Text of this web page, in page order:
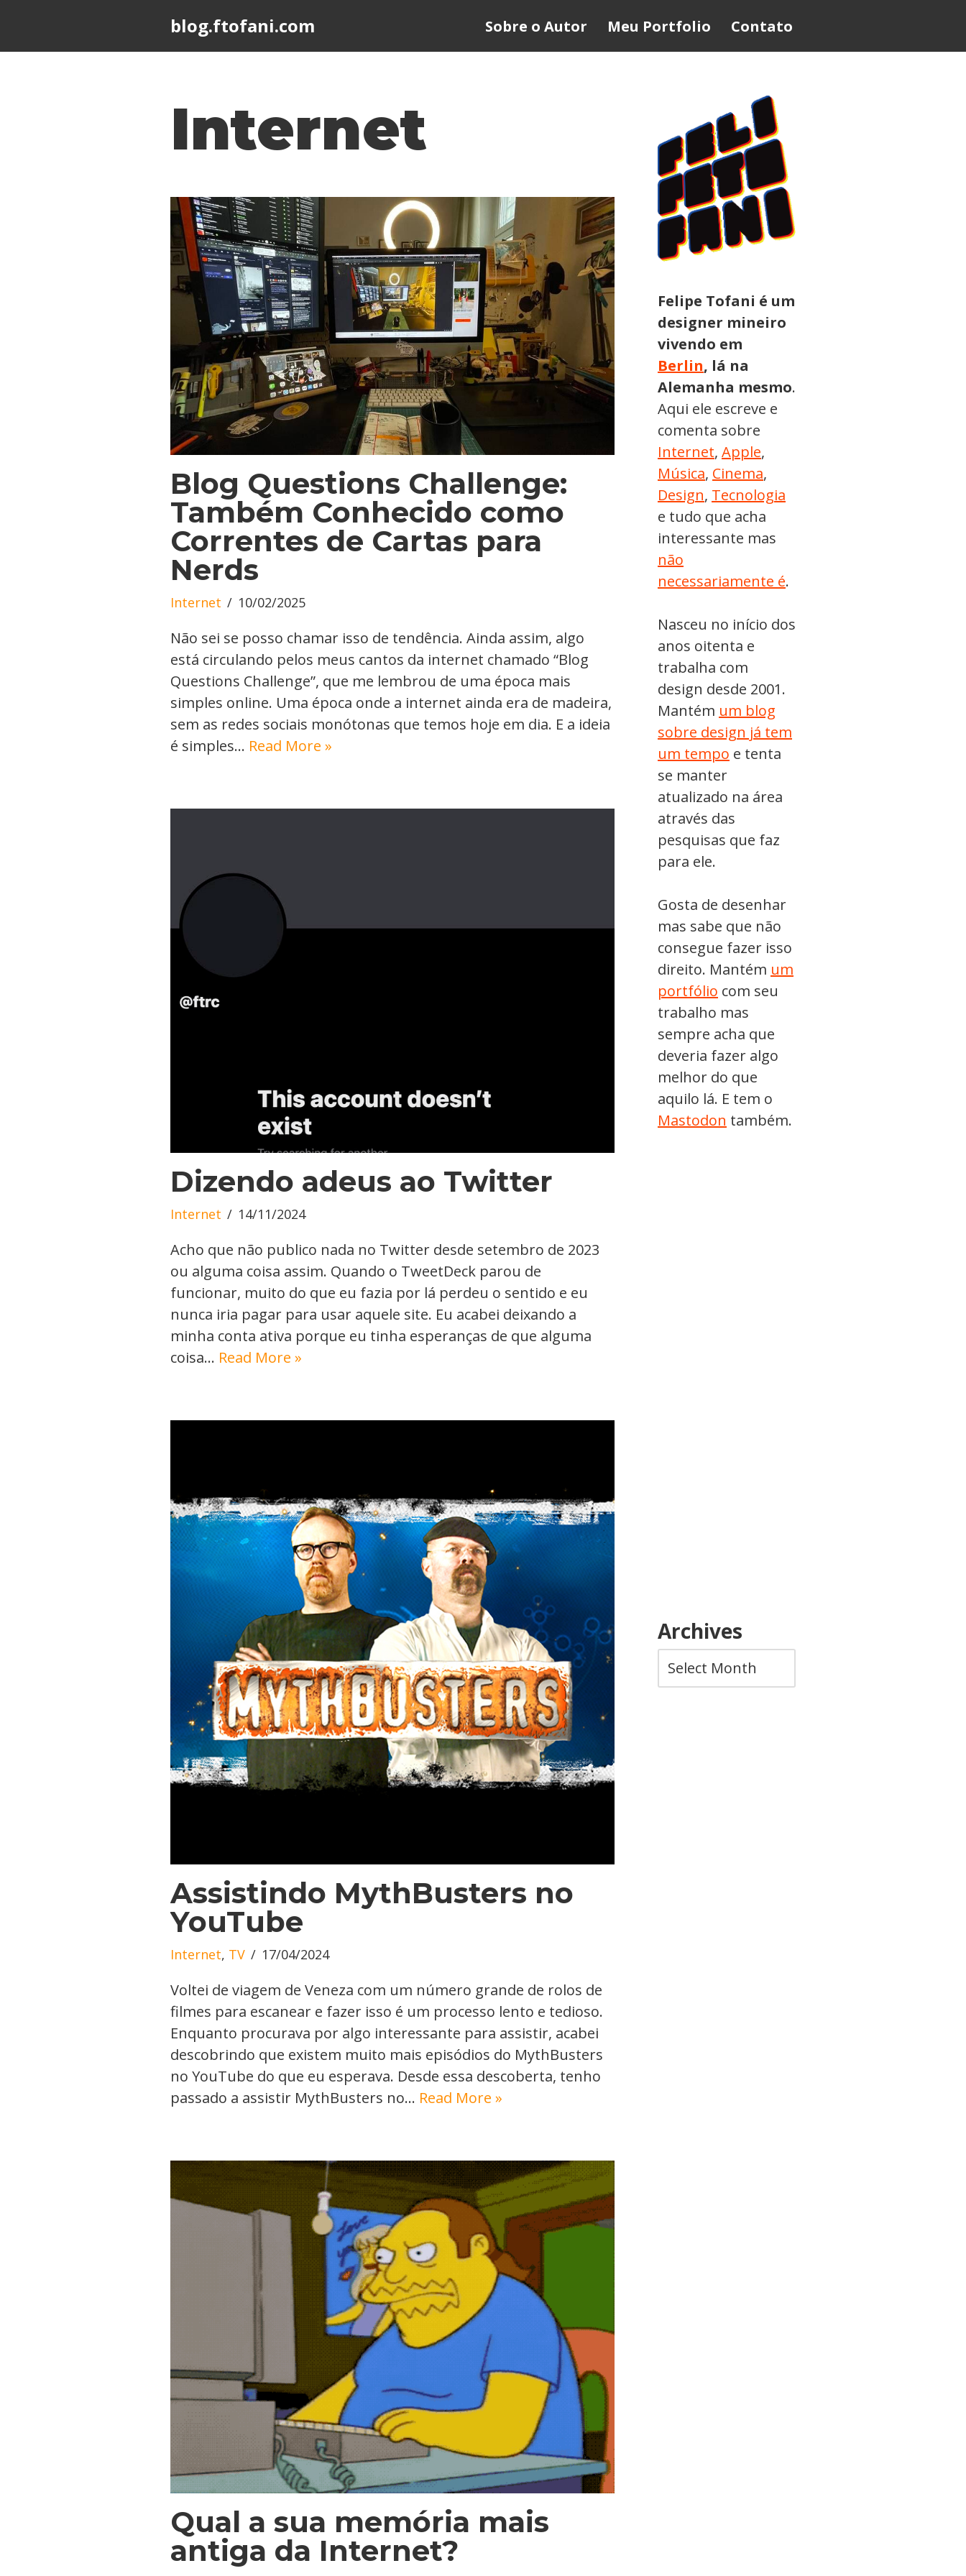
blog.ftofani.com Sobre o Autor Meu Portfolio Contato
Internet
Blog Questions Challenge:
Também Conhecido como
Correntes de Cartas para
Nerds
Internet 10/02/2025
Não sei se posso chamar isso de tendência. Ainda assim, algo
está circulando pelos meus cantos da internet chamado “Blog
Questions Challenge”, que me lembrou de uma época mais
simples online. Uma época onde a internet ainda era de madeira,
sem as redes sociais monótonas que temos hoje em dia. E a ideia
é simples… Read More »
Dizendo adeus ao Twitter
Internet 14/11/2024
Acho que não publico nada no Twitter desde setembro de 2023
ou alguma coisa assim. Quando o TweetDeck parou de
funcionar, muito do que eu fazia por lá perdeu o sentido e eu
nunca iria pagar para usar aquele site. Eu acabei deixando a
minha conta ativa porque eu tinha esperanças de que alguma
coisa… Read More »
Assistindo MythBusters no
YouTube
Internet, TV 17/04/2024
Voltei de viagem de Veneza com um número grande de rolos de
filmes para escanear e fazer isso é um processo lento e tedioso.
Enquanto procurava por algo interessante para assistir, acabei
descobrindo que existem muito mais episódios do MythBusters
no YouTube do que eu esperava. Desde essa descoberta, tenho
passado a assistir MythBusters no… Read More »
Qual a sua memória mais
antiga da Internet?
Felipe Tofani é um
designer mineiro
vivendo em
Berlin, lá na
Alemanha mesmo.
Aqui ele escreve e
comenta sobre
Internet, Apple,
Música, Cinema,
Design, Tecnologia
e tudo que acha
interessante mas
não
necessariamente é.
Nasceu no início dos
anos oitenta e
trabalha com
design desde 2001.
Mantém um blog
sobre design já tem
um tempo e tenta
se manter
atualizado na área
através das
pesquisas que faz
para ele.
Gosta de desenhar
mas sabe que não
consegue fazer isso
direito. Mantém um
portfólio com seu
trabalho mas
sempre acha que
deveria fazer algo
melhor do que
aquilo lá. E tem o
Mastodon também.
Archives